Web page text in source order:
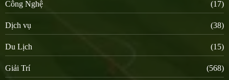
Công Nghệ (17)
Dịch vụ (38)
Du Lịch (15)
Giải Trí (568)